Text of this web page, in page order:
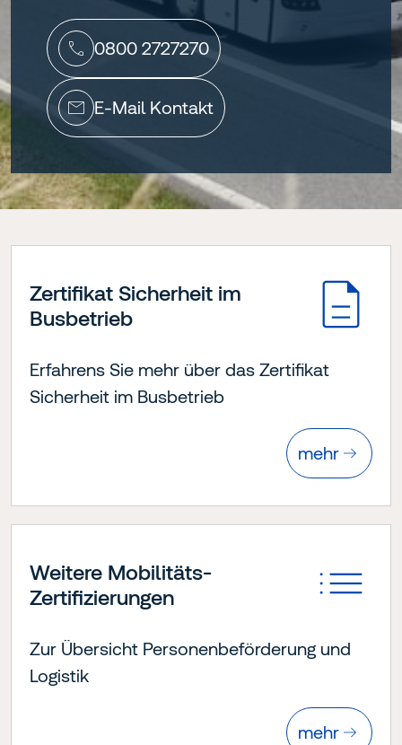
0800 2727270
E-Mail Kontakt
Zertifikat Sicherheit im
Busbetrieb
Erfahrens Sie mehr über das Zertifikat
Sicherheit im Busbetrieb
mehr
Weitere Mobilitäts-
Zertifizierungen
Zur Übersicht Personenbeförderung und
Logistik
mehr